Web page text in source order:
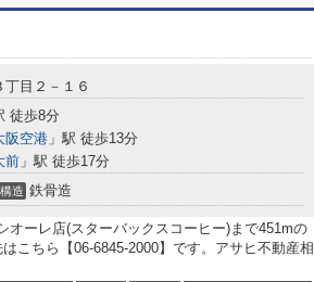
丁目２－１６
徒歩8分
阪空港 」駅 徒歩13分
前 」駅 徒歩17分
構造 鉄骨造
オーレ店(スターバックスコーヒー)まで451mの
こちら【06-6845-2000】です。アサヒ不動産相